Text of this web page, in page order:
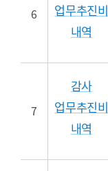
6
업무추진비
내역
7
감사
업무추진비
내역